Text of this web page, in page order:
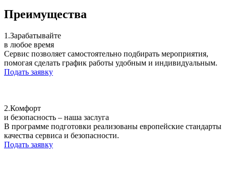
Преимущества
1.Зарабатывайте
в любое время
Сервис позволяет самостоятельно подбирать мероприятия,
помогая сделать график работы удобным и индивидуальным.
Подать заявку
2.Комфорт
и безопасность – наша заслуга
В программе подготовки реализованы европейские стандарты
качества сервиса и безопасности.
Подать заявку